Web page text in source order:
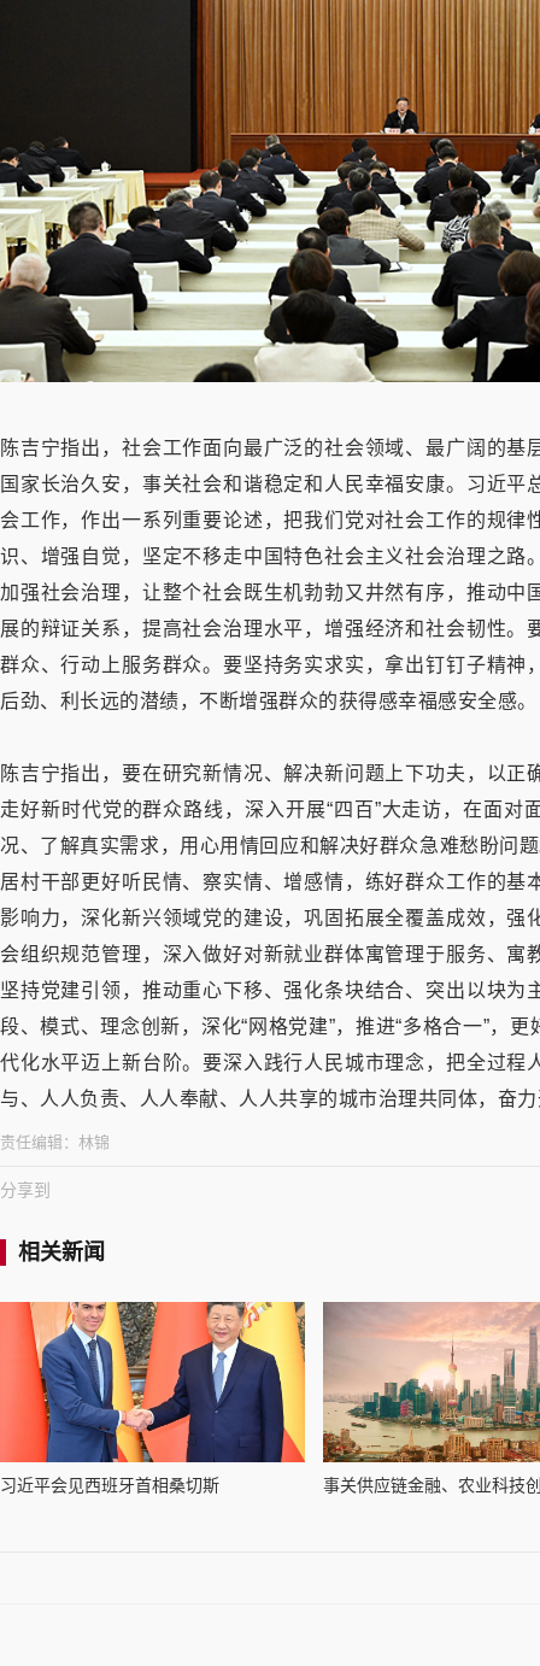
陈吉宁指出，社会工作面向最广泛的社会领域、最广阔的
国家长治久安，事关社会和谐稳定和人民幸福安康。习近
会工作，作出一系列重要论述，把我们党对社会工作的规
识、增强自觉，坚定不移走中国特色社会主义社会治理之
加强社会治理，让整个社会既生机勃勃又井然有序，推动
展的辩证关系，提高社会治理水平，增强经济和社会韧性
群众、行动上服务群众。要坚持务实求实，拿出钉钉子精
后劲、利长远的潜绩，不断增强群众的获得感幸福感安全感。
陈吉宁指出，要在研究新情况、解决新问题上下功夫，以
走好新时代党的群众路线，深入开展“四百”大走访，在面
况、了解真实需求，用心用情回应和解决好群众急难愁盼问
居村干部更好听民情、察实情、增感情，练好群众工作的
影响力，深化新兴领域党的建设，巩固拓展全覆盖成效，
会组织规范管理，深入做好对新就业群体寓管理于服务、
坚持党建引领，推动重心下移、强化条块结合、突出以块
段、模式、理念创新，深化“网格党建”，推进“多格合一”，
代化水平迈上新台阶。要深入践行人民城市理念，把全过
与、人人负责、人人奉献、人人共享的城市治理共同体，奋
责任编辑： 林锦
分享到
相关新闻
习近平会见西班牙首相桑切斯 事关供应链金融、农业科技